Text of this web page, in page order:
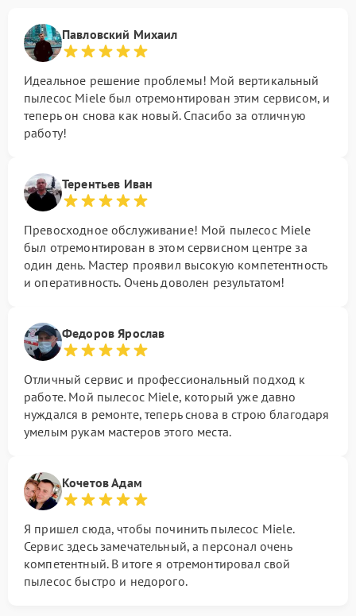
Павловский Михаил
Идеальное решение проблемы! Мой вертикальный
пылесос Miele был отремонтирован этим сервисом, и
теперь он снова как новый. Спасибо за отличную
работу!
Терентьев Иван
Превосходное обслуживание! Мой пылесос Miele
был отремонтирован в этом сервисном центре за
один день. Мастер проявил высокую компетентность
и оперативность. Очень доволен результатом!
Федоров Ярослав
Отличный сервис и профессиональный подход к
работе. Мой пылесос Miele, который уже давно
нуждался в ремонте, теперь снова в строю благодаря
умелым рукам мастеров этого места.
Кочетов Адам
Я пришел сюда, чтобы починить пылесос Miele.
Сервис здесь замечательный, а персонал очень
компетентный. В итоге я отремонтировал свой
пылесос быстро и недорого.